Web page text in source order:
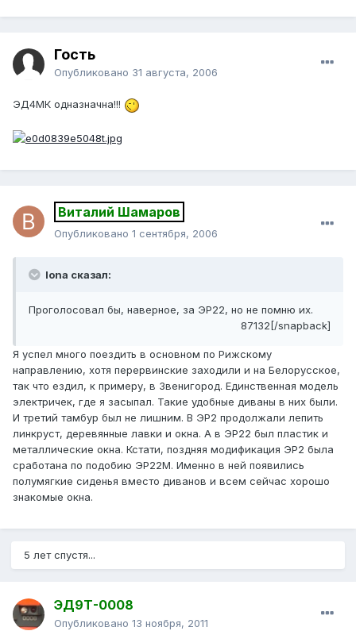
Гость
Опубликовано 31 августа, 2006
ЭД4МК одназначна!!!
Виталий Шамаров
Опубликовано 1 сентября, 2006
Iona сказал:
Проголосовал бы, наверное, за ЭР22, но не помню их.
87132[/snapback]
Я успел много поездить в основном по Рижскому
направлению, хотя перервинские заходили и на Белорусское,
так что ездил, к примеру, в Звенигород. Единственная модель
электричек, где я засыпал. Такие удобные диваны в них были.
И третий тамбур был не лишним. В ЭР2 продолжали лепить
линкруст, деревянные лавки и окна. А в ЭР22 был пластик и
металлические окна. Кстати, поздняя модификация ЭР2 была
сработана по подобию ЭР22М. Именно в ней появились
полумягкие сиденья вместо диванов и всем сейчас хорошо
знакомые окна.
5 лет спустя...
ЭД9Т-0008
Опубликовано 13 ноября, 2011